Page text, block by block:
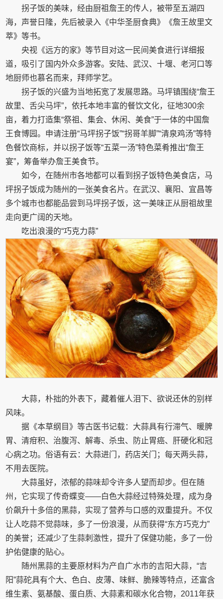
拐子饭的美味，经由厨祖詹王的传人，被带至五湖四
海，声誉日隆，先后被录入《中华圣厨食典》《詹王故里文
萃》等书。
央视《远方的家》等节目对这一民间美食进行详细报
道，吸引了国内外众多游客。安陆、武汉、十堰、老河口等
地厨师也慕名而来，拜师学艺。
拐子饭的兴盛为当地拓宽了发展思路。马坪镇围绕“詹王
故里、舌尖马坪”，依托本地丰富的餐饮文化，征地300余
亩，着力打造集“祭祖、集会、休闲、美食”于一体的中国詹
王食博园。申请注册“马坪拐子饭”“拐哥羊脚”“清泉鸡汤”等特
色餐饮商标，并以拐子饭等“五菜一汤”特色菜肴推出“詹王
宴”，筹备举办詹王美食节。
如今，在随州市各地都可以看到拐子饭特色美食店，马
坪拐子饭成为随州的一张美食名片。在武汉、襄阳、宜昌等
多个城市也都能品尝到马坪拐子饭，这一美味正从厨祖故里
走向更广阔的天地。
吃出浪漫的“巧克力蒜”
大蒜，朴拙的外表下，藏着催人泪下、欲说还休的别样
风味。
据《本草纲目》等古医书记载：大蒜具有行滞气、暖脾
胃、清疳积、治腹泻、解毒、杀虫、防止胃癌、肝硬化和冠
心病之功。俗语有云：大蒜进门，药店关门；每天两头蒜，
不用去医院。
大蒜虽好，浓郁的蒜味却令许多人望而却步。但在随
州，它实现了传奇蝶变——白色大蒜经过特殊处理，成为身
价飙升十多倍的黑蒜，实现了营养与口感的双重提升。不仅
让人吃蒜不觉蒜味，多了一份浪漫，从而获得“东方巧克力”
的美誉；还减少了生蒜刺激性，提升了保健功能，多了一份
护佑健康的贴心。
随州黑蒜的主要原材料为产自广水市的吉阳大蒜，“吉
阳”蒜砣具有个大、色白、皮薄、味鲜、脆辣等特点，还富含
维生素、氨基酸、蛋白质、大蒜素和碳水化合物，2011年获